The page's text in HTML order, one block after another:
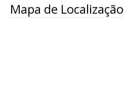
Mapa de Localização